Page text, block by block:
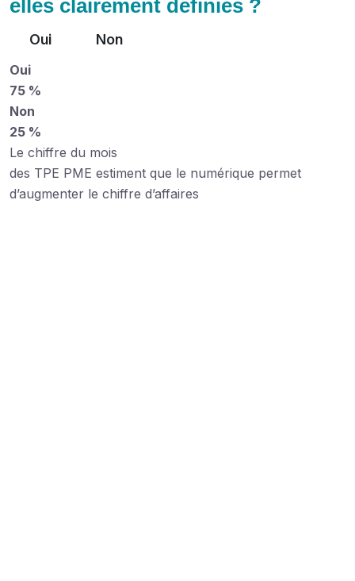
elles clairement définies ?
Oui Non
Oui
75 %
Non
25 %
Le chiffre du mois
des TPE PME estiment que le numérique permet
d’augmenter le chiffre d’affaires